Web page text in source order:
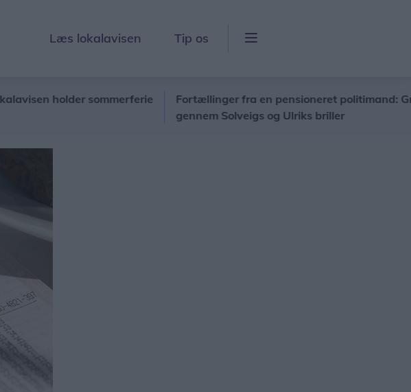
Læs lokalavisen Tip os
holder sommerferie
Fortællinger fra en pensioneret politimand:
gennem Solveigs og Ulriks briller